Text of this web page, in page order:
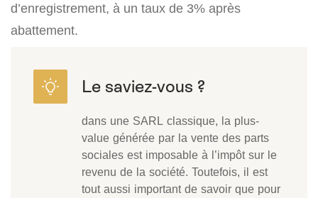
d’enregistrement, à un taux de 3% après
abattement.
dans une SARL classique, la plus-
value générée par la vente des parts
sociales est imposable à l’impôt sur le
revenu de la société. Toutefois, il est
tout aussi important de savoir que pour